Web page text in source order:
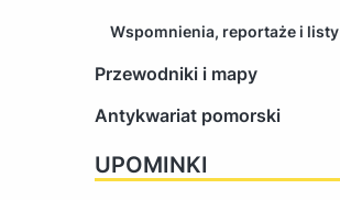
Wspomnienia, reportaże i listy
Przewodniki i mapy
Antykwariat pomorski
UPOMINKI